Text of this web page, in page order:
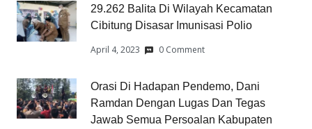
29.262 Balita Di Wilayah Kecamatan
Cibitung Disasar Imunisasi Polio
April 4, 2023 0 Comment
Orasi Di Hadapan Pendemo, Dani
Ramdan Dengan Lugas Dan Tegas
Jawab Semua Persoalan Kabupaten